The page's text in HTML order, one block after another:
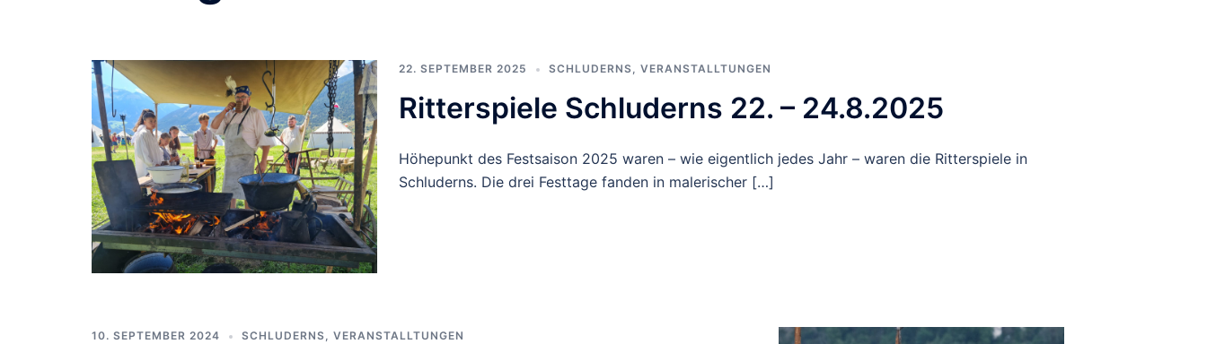
22. SEPTEMBER 2025 SCHLUDERNS, VERANSTALLTUNGEN
Ritterspiele Schluderns 22. – 24.8.2025
Höhepunkt des Festsaison 2025 waren – wie eigentlich jedes Jahr – waren die Ritterspiele in
Schluderns. Die drei Festtage fanden in malerischer […]
10. SEPTEMBER 2024 SCHLUDERNS, VERANSTALLTUNGEN